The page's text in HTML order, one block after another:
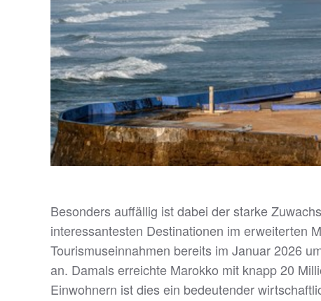
Besonders auffällig ist dabei der starke
interessantesten Destinationen im erweiterten
Tourismuseinnahmen bereits im Januar 2026
an. Damals erreichte Marokko mit knapp 20
Einwohnern ist dies ein bedeutender